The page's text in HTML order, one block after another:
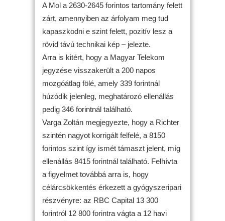
A Mol a 2630-2645 forintos tartomány felett
zárt, amennyiben az árfolyam meg tud
kapaszkodni e szint felett, pozitív lesz a
rövid távú technikai kép – jelezte.
Arra is kitért, hogy a Magyar Telekom
jegyzése visszakerült a 200 napos
mozgóátlag fölé, amely 339 forintnál
húzódik jelenleg, meghatározó ellenállás
pedig 346 forintnál található.
Varga Zoltán megjegyezte, hogy a Richter
szintén nagyot korrigált felfelé, a 8150
forintos szint így ismét támaszt jelent, míg
ellenállás 8415 forintnál található. Felhívta
a figyelmet továbbá arra is, hogy
célárcsökkentés érkezett a gyógyszeripari
részvényre: az RBC Capital 13 300
forintról 12 800 forintra vágta a 12 havi